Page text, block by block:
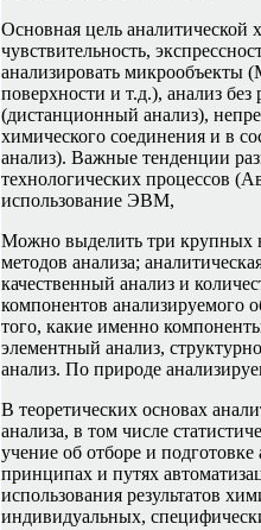
Основная цель аналитической
чувствительность,
анализировать микрообъекты
поверхности и т.д.), анализ
(дистанционный анализ),
химического соединения и в
анализ). Важные тенденции
технологических процессов
использование ЭВМ,
Можно выделить три крупных
методов анализа;
качественный анализ и
компонентов анализируемого
того, какие именно
элементный анализ,
анализ. По природе
В теоретических основах
анализа, в том числе
учение об отборе и
принципах и путях
использования результатов
индивидуальных,